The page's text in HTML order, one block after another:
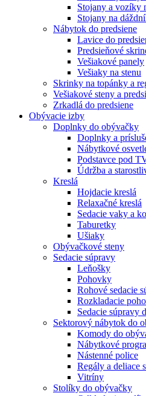
Stojany a vozíky
Stojany na
Nábytok do predsiene
Lavice do
Predsieňové
Vešiakové panely
Vešiaky na stenu
Skrinky na topánky a
Vešiakové steny a
Zrkadlá do predsiene
Obývacie izby
Doplnky do obývačky
Doplnky a
Nábytkové
Podstavce pod
Údržba a
Kreslá
Hojdacie kreslá
Relaxačné kreslá
Sedacie vaky a
Taburetky
Ušiaky
Obývačkové steny
Sedacie súpravy
Leňošky
Pohovky
Rohové sedacie
Rozkladacie
Sedacie súpravy
Sektorový nábytok do
Komody do
Nábytkové
Nástenné police
Regály a deliace
Vitríny
Stolíky do obývačky